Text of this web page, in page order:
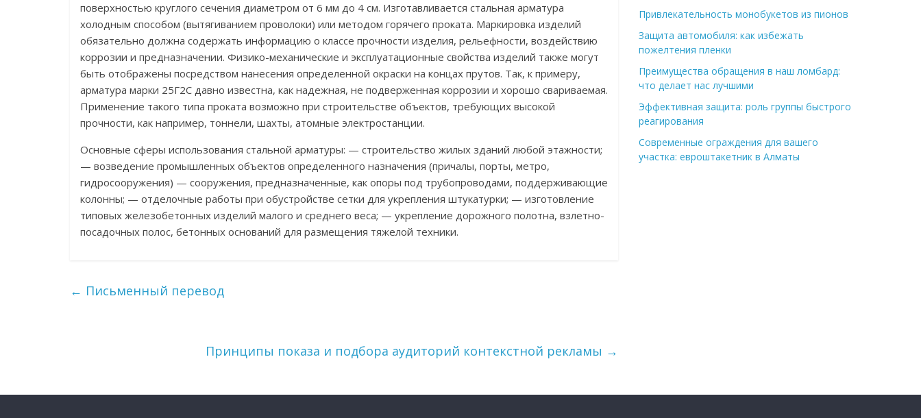
поверхностью круглого сечения диаметром от 6 мм до 4 см. Изготавливается стальная арматура
холодным способом (вытягиванием проволоки) или методом горячего проката. Маркировка изделий
обязательно должна содержать информацию о классе прочности изделия, рельефности, воздействию
коррозии и предназначении. Физико-механические и эксплуатационные свойства изделий также могут
быть отображены посредством нанесения определенной окраски на концах прутов. Так, к примеру,
арматура марки 25Г2С давно известна, как надежная, не подверженная коррозии и хорошо свариваемая.
Применение такого типа проката возможно при строительстве объектов, требующих высокой
прочности, как например, тоннели, шахты, атомные электростанции.
Основные сферы использования стальной арматуры: — строительство жилых зданий любой этажности;
— возведение промышленных объектов определенного назначения (причалы, порты, метро,
гидросооружения) — сооружения, предназначенные, как опоры под трубопроводами, поддерживающие
колонны; — отделочные работы при обустройстве сетки для укрепления штукатурки; — изготовление
типовых железобетонных изделий малого и среднего веса; — укрепление дорожного полотна, взлетно-
посадочных полос, бетонных оснований для размещения тяжелой техники.
← Письменный перевод
Принципы показа и подбора аудиторий контекстной рекламы →
Привлекательность монобукетов из пионов
Защита автомобиля: как избежать
пожелтения пленки
Преимущества обращения в наш ломбард:
что делает нас лучшими
Эффективная защита: роль группы быстрого
реагирования
Современные ограждения для вашего
участка: евроштакетник в Алматы